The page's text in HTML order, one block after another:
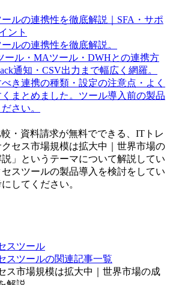
ルの連携性を徹底解説｜SFA・サポ
ント
ルの連携性を徹底解説。
ール・MAツール・DWHとの連携方
通知・CSV出力まで幅広く網羅。
き連携の種類・設定の注意点・よく
まとめました。ツール導入前の製品
さい。
・資料請求が無料でできる、ITトレ
セス市場規模は拡大中｜世界市場の
」というテーマについて解説してい
スツールの製品導入を検討をしてい
してください。
スツール
スツールの関連記事一覧
ス市場規模は拡大中｜世界市場の成